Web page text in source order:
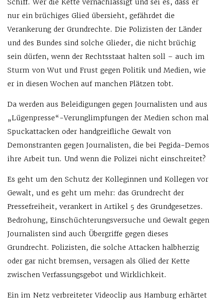
Schiff. Wer die Kette vernachlässigt und sei es, dass er
nur ein brüchiges Glied übersieht, gefährdet die
Verankerung der Grundrechte. Die Polizisten der Länder
und des Bundes sind solche Glieder, die nicht brüchig
sein dürfen, wenn der Rechtsstaat halten soll – auch im
Sturm von Wut und Frust gegen Politik und Medien, wie
er in diesen Wochen auf manchen Plätzen tobt.
Da werden aus Beleidigungen gegen Journalisten und aus
„Lügenpresse“-Verunglimpfungen der Medien schon mal
Spuckattacken oder handgreifliche Gewalt von
Demonstranten gegen Journalisten, die bei Pegida-Demos
ihre Arbeit tun. Und wenn die Polizei nicht einschreitet?
Es geht um den Schutz der Kolleginnen und Kollegen vor
Gewalt, und es geht um mehr: das Grundrecht der
Pressefreiheit, verankert in Artikel 5 des Grundgesetzes.
Bedrohung, Einschüchterungsversuche und Gewalt gegen
Journalisten sind auch Übergriffe gegen dieses
Grundrecht. Polizisten, die solche Attacken halbherzig
oder gar nicht bremsen, versagen als Glied der Kette
zwischen Verfassungsgebot und Wirklichkeit.
Ein im Netz verbreiteter Videoclip aus Hamburg erhärtet